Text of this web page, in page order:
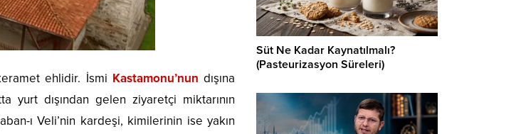
ehlidir. İsmi Kastamonu’nun dışına
yurt dışından gelen ziyaretçi miktarının
ı Veli’nin kardeşi, kimilerinin ise yakın
Süt Ne Kadar Kaynatılmalı?
(Pasteurizasyon Süreleri)